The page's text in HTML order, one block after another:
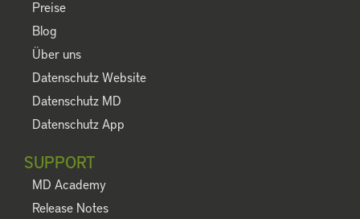
Preise
Blog
Über uns
Datenschutz Website
Datenschutz MD
Datenschutz App
SUPPORT
MD Academy
Release Notes